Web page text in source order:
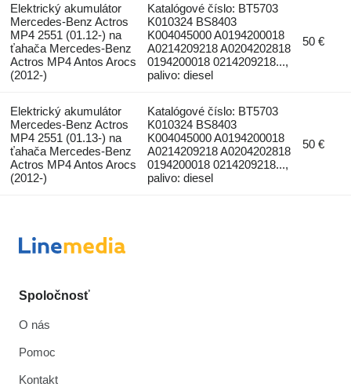
Elektrický akumulátor
Mercedes-Benz Actros
MP4 2551 (01.12-) na
ťahača Mercedes-Benz
Actros MP4 Antos Arocs
(2012-)
Katalógové číslo: BT5703
K010324 BS8403
K004045000 A0194200018
A0214209218 A0204202818
0194200018 0214209218...,
palivo: diesel
50 €
Elektrický akumulátor
Mercedes-Benz Actros
MP4 2551 (01.13-) na
ťahača Mercedes-Benz
Actros MP4 Antos Arocs
(2012-)
Katalógové číslo: BT5703
K010324 BS8403
K004045000 A0194200018
A0214209218 A0204202818
0194200018 0214209218...,
palivo: diesel
50 €
Spoločnosť
O nás
Pomoc
Kontakt